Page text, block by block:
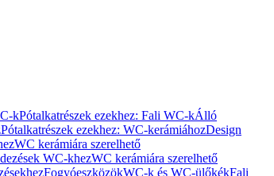
kPótalkatrészek ezekhez: Fali WC-kÁlló
Pótalkatrészek ezekhez: WC-kerámiáhozDesign
WC kerámiára szerelhető
WC-khezWC kerámiára szerelhető
FogyóeszközökWC-k és WC-ülőkékFali